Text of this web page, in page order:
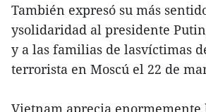
También expresó su más
ysolidaridad al presidente
y a las familias de lasvíctimas
terrorista en Moscú el 22 de
Vietnam aprecia enormemente